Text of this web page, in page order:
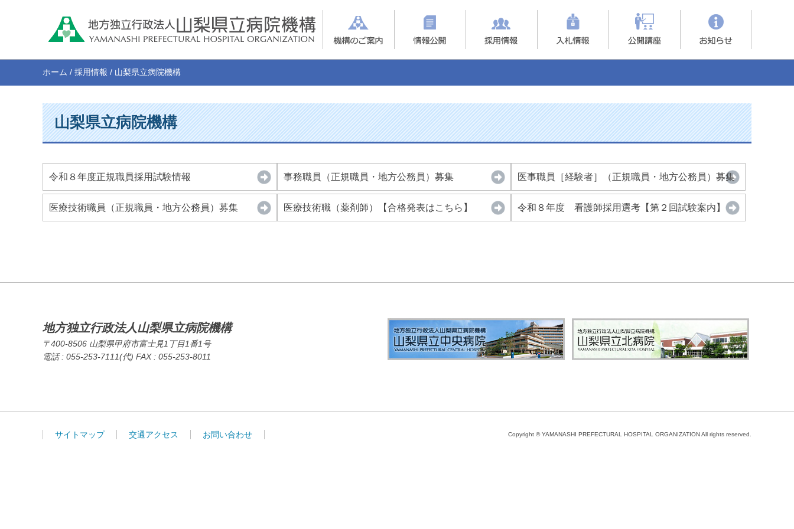
ホーム / 採用情報 / 山梨県立病院機構
山梨県立病院機構
令和８年度正規職員採用試験情報 事務職員（正規職員・地方公務員）募集 医事職員［経験者］（正規職員・地方公務員）募集
医療技術職員（正規職員・地方公務員）募集 医療技術職（薬剤師）【合格発表はこちら】 令和８年度 看護師採用選考【第２回試験案内】
地方独立行政法人山梨県立病院機構
〒400-8506 山梨県甲府市富士見1丁目1番1号
電話 : 055-253-7111(代) FAX : 055-253-8011
サイトマップ 交通アクセス お問い合わせ Copyright © YAMANASHI PREFECTURAL HOSPITAL ORGANIZATION All rights reserved.